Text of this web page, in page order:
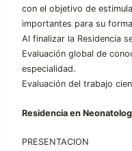
con el objetivo de
importantes para su
Al finalizar la Residencia
Evaluación global de
especialidad.
Evaluación del trabajo
Residencia en
PRESENTACION